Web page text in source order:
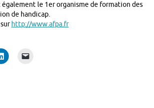
le 1er organisme de formation des
de handicap.
http://www.afpa.fr